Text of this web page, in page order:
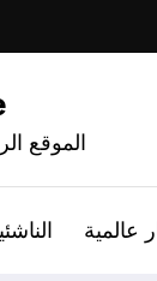
الموقع
عالمية